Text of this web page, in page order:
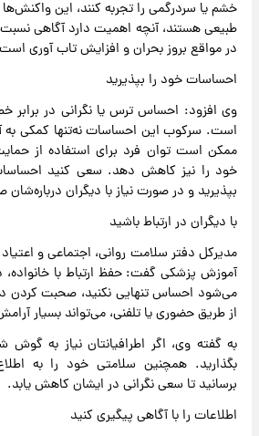
خشم یا سردرگمی را تجربه کنند، این واکنش‌ها
طبیعی هستند، آنچه اهمیت دارد آگاهی
در مواقع بروز بحران و افزایش تاب آوری
احساسات خود را بپذیرید
وی افزود: احساس ترس یا نگرانی در برابر
است. سرکوب این احساسات نه‌تنها کمکی به
ممکن است توان فرد برای استفاده از
خود را نیز کاهش دهد. سعی کنید
بپذیرید و در صورت نیاز با دیگران
با دیگران در ارتباط باشید
مدیرکل دفتر سلامت روانی، اجتماعی و
آموزش پزشکی گفت: حفظ ارتباط با
می‌شود احساس تنهایی نکنید، صحبت کردن
از طریق حضوری یا تلفنی، می‌تواند بسیار
به گفته وی، اگر اطرافیانتان نیاز به گوش
بگذارید. همچنین سلامتی خود را به
برسانید تا سعی نگرانی در ایشان کاهش یابد.
اطلاعات را با آگاهی پیگیری کنید